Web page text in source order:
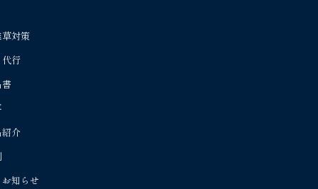
対策
行
介
知らせ